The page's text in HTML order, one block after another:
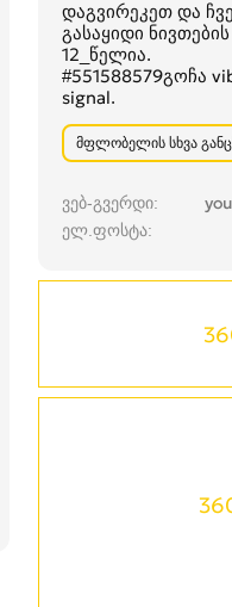
დაგვირეკეთ და
გასაყიდი
12_წელია.
#551588579გოჩა
signal.
მფლობელის სხვა
ვებ-გვერდი
ელ.ფოსტა